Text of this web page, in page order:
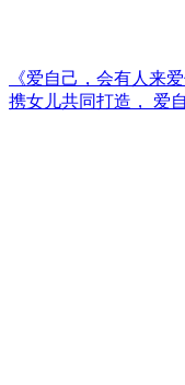
《爱自己，会有人来
携女儿共同打造， 爱